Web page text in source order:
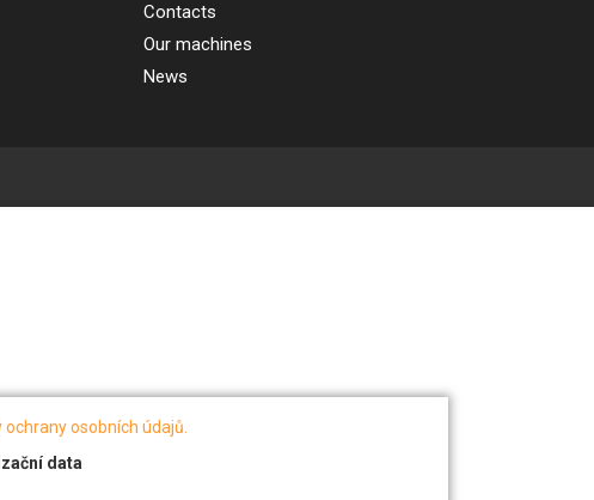
ochrany osobních údajů.
data
Contacts
Our machines
News